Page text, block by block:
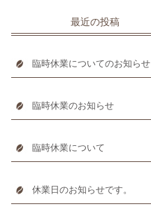
最近の投稿
臨時休業についてのお知らせ
臨時休業のお知らせ
臨時休業について
休業日のお知らせです。